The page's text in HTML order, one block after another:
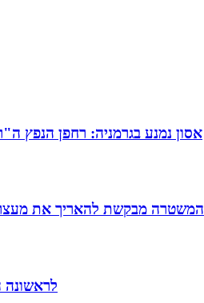
אסון נמנע בגרמניה: רחפן הנפץ
המשטרה מבקשת להאריך את מעצר חבריו של
לראשונה השנה: גבר